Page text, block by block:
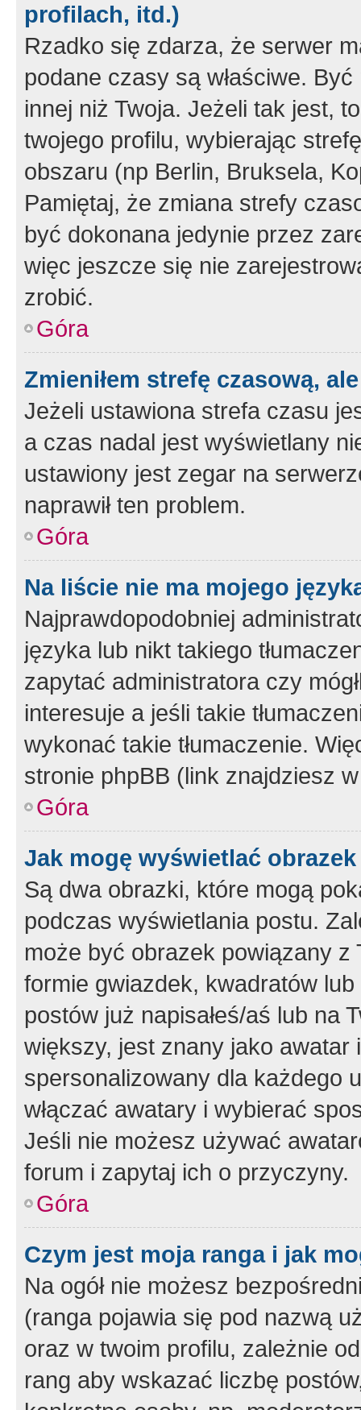
profilach, itd.)
Rzadko się zdarza, że serwer
podane czasy są właściwe.
innej niż Twoja. Jeżeli tak jest,
twojego profilu, wybierając
obszaru (np Berlin, Bruksela,
Pamiętaj, że zmiana strefy
być dokonana jedynie przez
więc jeszcze się nie
zrobić.
Góra
Zmieniłem strefę czasową,
Jeżeli ustawiona strefa czasu
a czas nadal jest wyświetlany
ustawiony jest zegar na
naprawił ten problem.
Góra
Na liście nie ma mojego
Najprawdopodobniej
języka lub nikt takiego
zapytać administratora czy
interesuje a jeśli takie
wykonać takie tłumaczenie.
stronie phpBB (link znajdziesz
Góra
Jak mogę wyświetlać
Są dwa obrazki, które mogą
podczas wyświetlania postu.
może być obrazek powiązany z
formie gwiazdek, kwadratów
postów już napisałeś/aś lub na
większy, jest znany jako
spersonalizowany dla każdego
włączać awatary i wybierać
Jeśli nie możesz używać
forum i zapytaj ich o przyczyny.
Góra
Czym jest moja ranga i jak
Na ogół nie możesz
(ranga pojawia się pod nazwą
oraz w twoim profilu, zależnie
rang aby wskazać liczbę